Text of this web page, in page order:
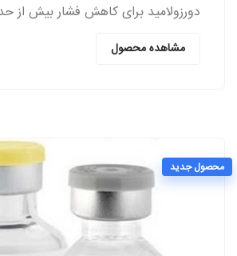
مشاهده محصول
محصول جدید